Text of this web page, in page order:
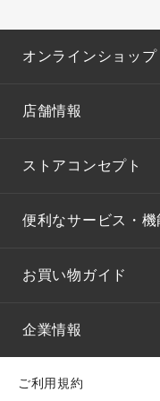
オンラインショップ
店舗情報
ストアコンセプト
便利なサービス・機
お買い物ガイド
企業情報
ご利用規約